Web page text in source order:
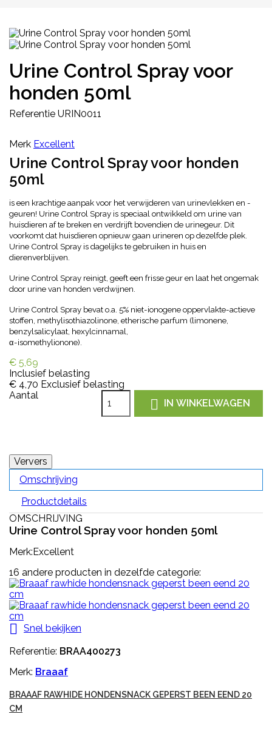
Urine Control Spray voor
honden 50ml
Referentie URIN0011
Merk Excellent
Urine Control Spray voor honden
50ml
is een krachtige aanpak voor het verwijderen van urinevlekken en -
geuren! Urine Control Spray is speciaal ontwikkeld om urine van
huisdieren af te breken en verdrijft bovendien de urinegeur. Dit
voorkomt dat huisdieren opnieuw gaan urineren op dezelfde plek.
Urine Control Spray is dagelijks te gebruiken in huis en
dierenverblijven.
Urine Control Spray reinigt, geeft een frisse geur en laat het ongemak
door urine van honden verdwijnen.
Urine Control Spray bevat o.a. 5% niet-ionogene oppervlakte-actieve
stoffen, methylisothiazolinone, etherische parfum (limonene,
benzylsalicylaat, hexylcinnamal,
α-isomethylionone).
€ 5,69
Inclusief belasting
€ 4,70 Exclusief belasting
Aantal
 IN WINKELWAGEN
Omschrijving
Productdetails
OMSCHRIJVING
Urine Control Spray voor honden 50ml
Merk:Excellent
16 andere producten in dezelfde categorie:
 Snel bekijken
Referentie: BRAA400273
Merk: Braaaf
BRAAAF RAWHIDE HONDENSNACK GEPERST BEEN EEND 20
CM